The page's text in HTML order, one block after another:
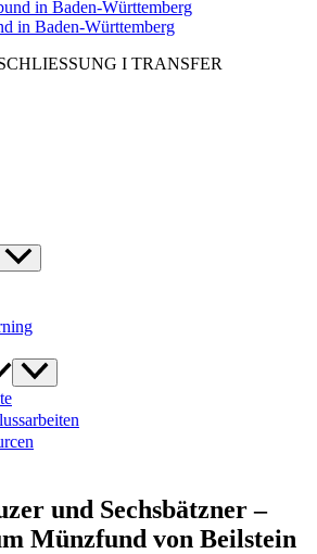
in Baden-Württemberg
I TRANSFER
und Sechsbätzner –
Münzfund von Beilstein